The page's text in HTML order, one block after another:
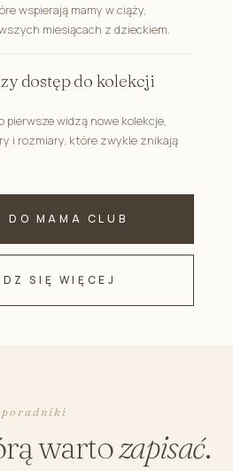
wspierają mamy w ciąży,
miesiącach z dzieckiem.
dostęp do kolekcji
pierwsze widzą nowe kolekcje,
i rozmiary, które zwykle znikają
DO MAMA CLUB
SIĘ WIĘCEJ
poradniki
wartozapisać.